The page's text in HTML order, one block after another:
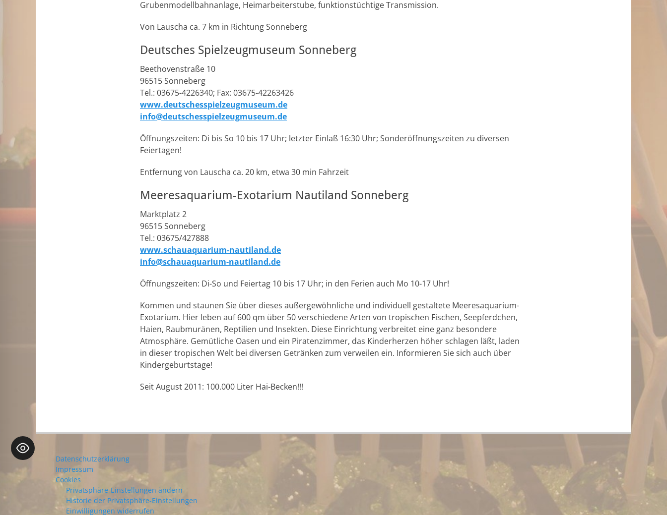
Grubenmodellbahnanlage, Heimarbeiterstube, funktionstüchtige Transmission.
Von Lauscha ca. 7 km in Richtung Sonneberg
Deutsches Spielzeugmuseum Sonneberg
Beethovenstraße 10
96515 Sonneberg
Tel.: 03675-4226340; Fax: 03675-42263426
www.deutschesspielzeugmuseum.de
info@deutschesspielzeugmuseum.de
Öffnungszeiten: Di bis So 10 bis 17 Uhr; letzter Einlaß 16:30 Uhr; Sonderöffnungszeiten zu diversen
Feiertagen!
Entfernung von Lauscha ca. 20 km, etwa 30 min Fahrzeit
Meeresaquarium-Exotarium Nautiland Sonneberg
Marktplatz 2
96515 Sonneberg
Tel.: 03675/427888
www.schauaquarium-nautiland.de
info@schauaquarium-nautiland.de
Öffnungszeiten: Di-So und Feiertag 10 bis 17 Uhr; in den Ferien auch Mo 10-17 Uhr!
Kommen und staunen Sie über dieses außergewöhnliche und individuell gestaltete Meeresaquarium-
Exotarium. Hier leben auf 600 qm über 50 verschiedene Arten von tropischen Fischen, Seepferdchen,
Haien, Raubmuränen, Reptilien und Insekten. Diese Einrichtung verbreitet eine ganz besondere
Atmosphäre. Gemütliche Oasen und ein Piratenzimmer, das Kinderherzen höher schlagen läßt, laden
in dieser tropischen Welt bei diversen Getränken zum verweilen ein. Informieren Sie sich auch über
Kindergeburtstage!
Seit August 2011: 100.000 Liter Hai-Becken!!!
Datenschutzerklärung
Impressum
Cookies
Privatsphäre-Einstellungen ändern
Historie der Privatsphäre-Einstellungen
Einwilligungen widerrufen